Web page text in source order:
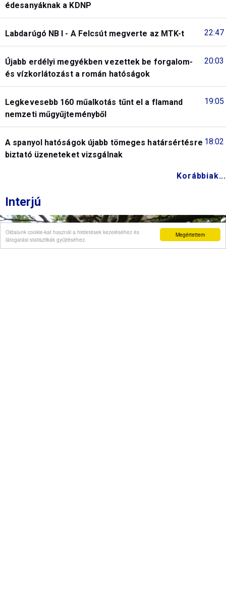
Megértettem
Oldalunk cookie-kat használ a hirdetések kezeléséhez és
látogatási statisztikák gyűjtéséhez.
édesanyáknak a KDNP
22:47
Labdarúgó NB I - A Felcsút megverte az MTK-t
20:03
Újabb erdélyi megyékben vezettek be forgalom-
és vízkorlátozást a román hatóságok
19:05
Legkevesebb 160 műalkotás tűnt el a flamand
nemzeti műgyűjteményből
18:02
A spanyol hatóságok újabb tömeges határsértésre
biztató üzeneteket vizsgálnak
Korábbiak...
Interjú